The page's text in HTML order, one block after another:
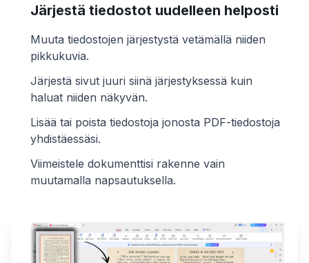
Järjestä tiedostot uudelleen helposti
Muuta tiedostojen järjestystä vetämällä niiden
pikkukuvia.
Järjestä sivut juuri siinä järjestyksessä kuin
haluat niiden näkyvän.
Lisää tai poista tiedostoja jonosta PDF-tiedostoja
yhdistäessäsi.
Viimeistele dokumenttisi rakenne vain
muutamalla napsautuksella.